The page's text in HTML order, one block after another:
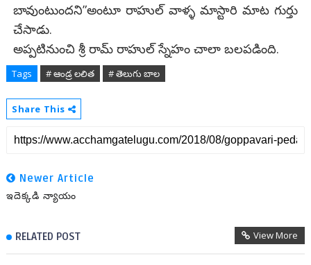
బావుంటుందని”అంటూ రాహుల్ వాళ్ళ మాస్టారి మాట గుర్తు
చేసాడు.
అప్పటినుంచి శ్రీ రామ్ రాహుల్ స్నేహం చాలా బలపడింది.
Tags # ఆండ్ర లలిత # తెలుగు బాల
Share This
Newer Article
ఇదెక్కడి న్యాయం
RELATED POST View More